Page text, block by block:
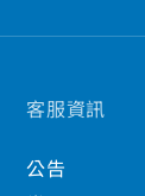
客服資訊
公告